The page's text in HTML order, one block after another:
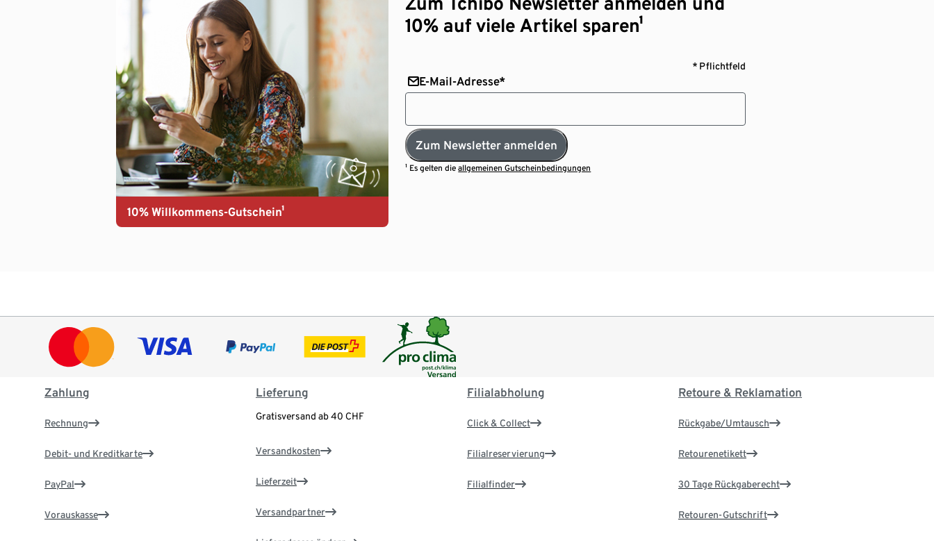
10% Willkommens-Gutschein¹
10% auf viele Artikel sparen¹
* Pflichtfeld
E-Mail-Adresse*
Zum Newsletter anmelden
¹ Es gelten dieallgemeinen Gutscheinbedingungen
Zahlung
Rechnung
Debit- und Kreditkarte
PayPal
Vorauskasse
Lieferung
Gratisversand ab 40 CHF
Versandkosten
Lieferzeit
Versandpartner
Filialabholung
Click & Collect
Filialreservierung
Filialfinder
Retoure & Reklamation
Rückgabe/Umtausch
Retourenetikett
30 Tage Rückgaberecht
Retouren-Gutschrift